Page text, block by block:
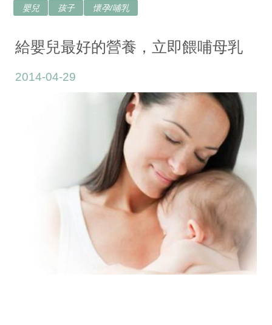
月
2014
4
嬰兒 孩子 懷孕/哺乳
給嬰兒最好的營養，立即餵哺母乳
2014-04-29